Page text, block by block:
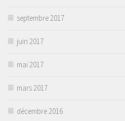
septembre 2017
juin 2017
mai 2017
mars 2017
décembre 2016